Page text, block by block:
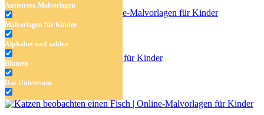
Antistress-Malvorlagen
Malvorlagen für Kinder
Alphabet und zahlen
Blumen
Das Universum
Dinosaurier
Plesiosaurier im Meer
Frosch